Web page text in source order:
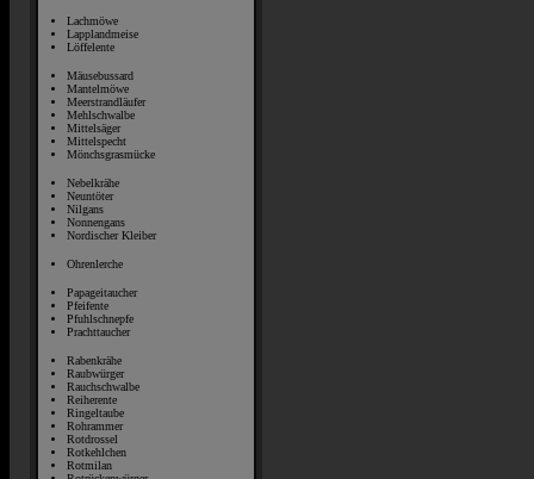
Lachmöwe
Lapplandmeise
Löffelente
Mäusebussard
Mantelmöwe
Meerstrandläufer
Mehlschwalbe
Mittelsäger
Mittelspecht
Mönchsgrasmücke
Nebelkrähe
Neuntöter
Nilgans
Nonnengans
Nordischer Kleiber
Ohrenlerche
Papageitaucher
Pfeifente
Pfuhlschnepfe
Prachttaucher
Rabenkrähe
Raubwürger
Rauchschwalbe
Reiherente
Ringeltaube
Rohrammer
Rotdrossel
Rotkehlchen
Rotmilan